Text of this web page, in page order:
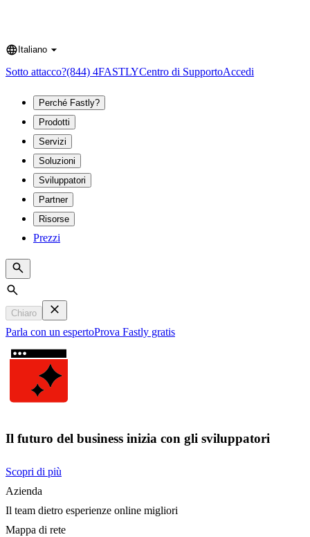
Language
Italiano
Sotto attacco?(844) 4FASTLYCentro di SupportoAccedi
Perché Fastly?
Prodotti
Servizi
Soluzioni
Sviluppatori
Partner
Risorse
Prezzi
Search
Chiaro
Parla con un espertoProva Fastly gratis
Il futuro del business inizia con gli sviluppatori
Scopri di più
Azienda
Il team dietro esperienze online migliori
Mappa di rete